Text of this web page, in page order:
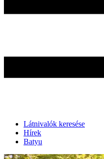
Látnivalók keresése
Hírek
Batyu